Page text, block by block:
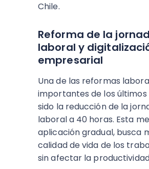
Chile.
Reforma de la
laboral y
empresarial
Una de las reformas
importantes de los últimos
sido la reducción de la
laboral a 40 horas. Esta
aplicación gradual, busca
calidad de vida de los
sin afectar la